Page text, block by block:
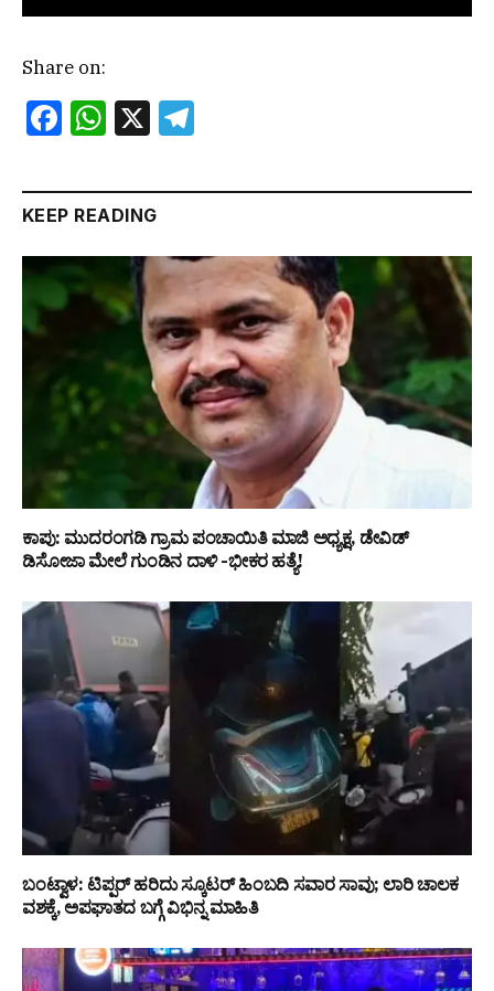
Share on:
Facebook
WhatsApp
X
KEEP READING
ಕಾಪು: ಮುದರಂಗಡಿ ಗ್ರಾಮ ಪಂಚಾಯಿತಿ ಮಾಜಿ ಅಧ್ಯಕ್ಷ, ಡೇವಿಡ್
ಡಿಸೋಜಾ ಮೇಲೆ ಗುಂಡಿನ ದಾಳಿ -ಭೀಕರ ಹತ್ಯೆ!
ಬಂಟ್ವಾಳ: ಟಿಪ್ಪರ್ ಹರಿದು ಸ್ಕೂಟರ್ ಹಿಂಬದಿ ಸವಾರ ಸಾವು; ಲಾರಿ ಚಾಲಕ
ವಶಕ್ಕೆ, ಅಪಘಾತದ ಬಗ್ಗೆ ವಿಭಿನ್ನ ಮಾಹಿತಿ